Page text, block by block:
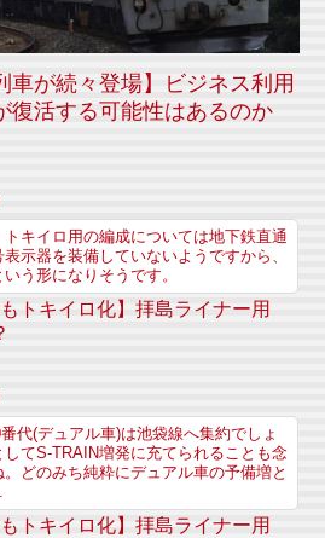
車が続々登場】ビジネス利用
復活する可能性はあるのか
キイロ用の編成については地下鉄直通
示器を装備していないようですから、
う形になりそうです。
トキイロ化】拝島ライナー用
代(デュアル車)は池袋線へ集約でしょ
してS-TRAIN増発に充てられることも念
どのみち純粋にデュアル車の予備増と
トキイロ化】拝島ライナー用